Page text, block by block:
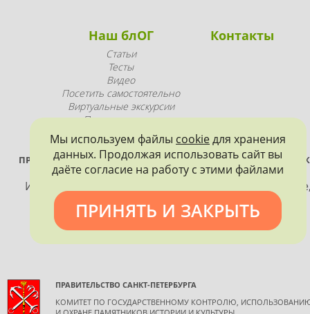
Наш блОГ
Статьи
Тесты
Видео
Посетить самостоятельно
Виртуальные экскурсии
Промопродукция
Контакты
ПРОЕКТ РЕАЛИЗУЕТСЯ ПРИ ПОДДЕРЖКЕ ПРАВИТЕЛЬСТВА
ПЕТЕРБУРГА
Использование материалов, размещенных на
допускается только с согласия правообладателя и
обязательной ссылкой на источник информации.
ПРАВИТЕЛЬСТВО САНКТ-ПЕТЕРБУРГА
КОМИТЕТ ПО ГОСУДАРСТВЕННОМУ КОНТРОЛЮ,
Мы используем файлы cookieдля хранения
данных. Продолжая использовать сайт вы
даёте согласие на работу с этими файлами
ПРИНЯТЬ И ЗАКРЫТЬ